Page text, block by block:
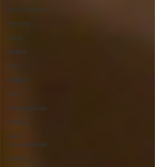
Rock Nacional
Hip hop
Forró
Gospel
Axé
Reggae
Jazz
Jovem guarda
Poesia
Rock
internacional
Samba